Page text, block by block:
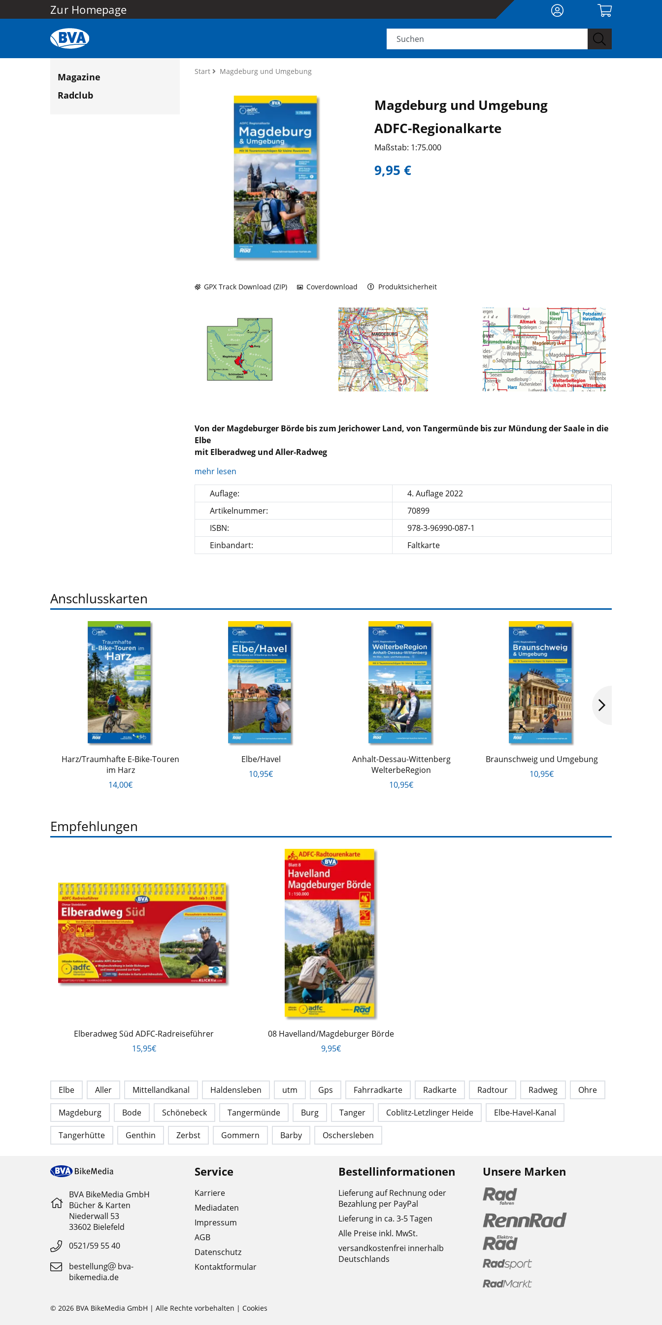
Zur Homepage
Magazine
Radclub
Start Magdeburg und Umgebung
Magdeburg und Umgebung
ADFC-Regionalkarte
Maßstab: 1:75.000
9,95 €
GPX Track Download (ZIP) Coverdownload Produktsicherheit
Von der Magdeburger Börde bis zum Jerichower Land, von Tangermünde bis zur Mündung der Saale in die
Elbe
mit Elberadweg und Aller-Radweg
mehr lesen
Auflage:
4. Auflage 2022
Artikelnummer:
70899
ISBN:
978-3-96990-087-1
Einbandart:
Faltkarte
Anschlusskarten
Harz/Traumhafte E-Bike-Touren
im Harz
14,00€
Elbe/Havel
10,95€
Anhalt-Dessau-Wittenberg
WelterbeRegion
10,95€
Braunschweig und Umgebung
10,95€
Empfehlungen
Elberadweg Süd ADFC-Radreiseführer
15,95€
08 Havelland/Magdeburger Börde
9,95€
Elbe Aller Mittellandkanal Haldensleben utm Gps Fahrradkarte Radkarte Radtour Radweg Ohre
Magdeburg Bode Schönebeck Tangermünde Burg Tanger Coblitz-Letzlinger Heide Elbe-Havel-Kanal
Tangerhütte Genthin Zerbst Gommern Barby Oschersleben
BVA BikeMedia GmbH
Bücher & Karten
Niederwall 53
33602 Bielefeld
0521/59 55 40
bestellung
bva-
bikemedia.de
Service
Karriere
Mediadaten
Impressum
AGB
Datenschutz
Kontaktformular
Bestellinformationen
Lieferung auf Rechnung oder
Bezahlung per PayPal
Lieferung in ca. 3-5 Tagen
Alle Preise inkl. MwSt.
versandkostenfrei innerhalb
Deutschlands
Unsere Marken
© 2026 BVA BikeMedia GmbH | Alle Rechte vorbehalten | Cookies